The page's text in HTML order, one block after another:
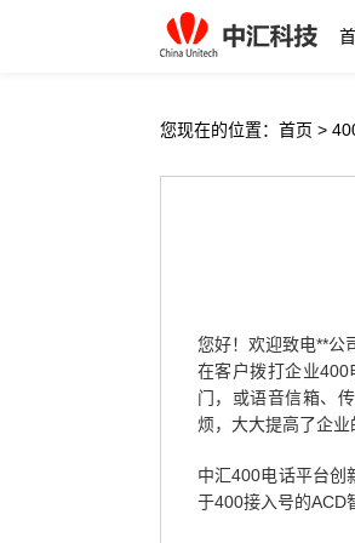
您现在的位置： 首页 >
您好！欢迎致电**公
在客户拨打企业
门，或语音信箱、
烦，大大提高了企业
中汇400电话平台创
于400接入号的ACD